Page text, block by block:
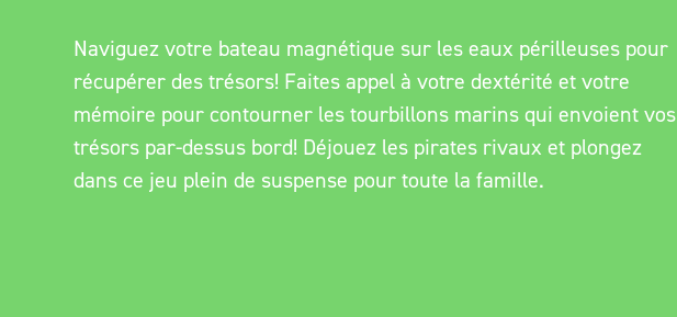
Naviguez votre bateau magnétique sur les eaux périlleuses pour
récupérer des trésors! Faites appel à votre dextérité et votre
mémoire pour contourner les tourbillons marins qui envoient vos
trésors par-dessus bord! Déjouez les pirates rivaux et plongez
dans ce jeu plein de suspense pour toute la famille.